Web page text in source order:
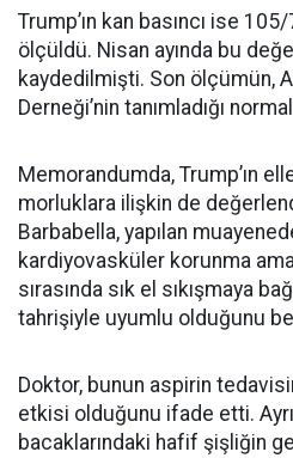
Trump’ın kan basıncı ise
ölçüldü. Nisan ayında bu
kaydedilmişti. Son ölçümün,
Derneği’nin tanımladığı
Memorandumda, Trump’ın
morluklara ilişkin de
Barbabella, yapılan
kardiyovasküler korunma
sırasında sık el sıkışmaya
tahrişiyle uyumlu olduğunu
Doktor, bunun aspirin
etkisi olduğunu ifade etti.
bacaklarındaki hafif şişliğin